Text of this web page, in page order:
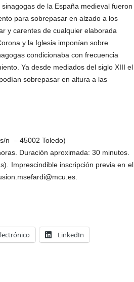
de la España medieval fueron
para sobrepasar en alzado a los
y carentes de cualquier elaborada
y la Iglesia imponían sobre
condicionaba con frecuencia
Ya desde mediados del siglo XIII el
sobrepasar en altura a las
n – 45002 Toledo)
Duración aproximada: 30 minutos.
Imprescindible inscripción previa en el
LinkedIn